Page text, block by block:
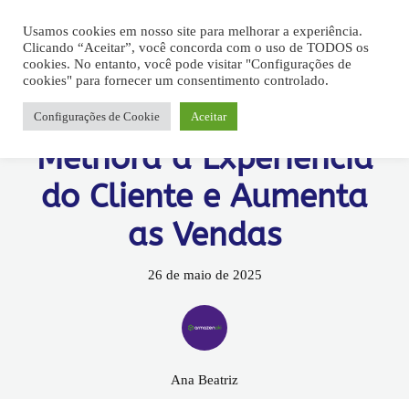
Armazenamento Entrega Fullfilment Logística
Como o Pós-Venda
Melhora a Experiência
do Cliente e Aumenta
as Vendas
26 de maio de 2025
Ana Beatriz
Usamos cookies em nosso site para melhorar a experiência.
Clicando “Aceitar”, você concorda com o uso de TODOS os
cookies. No entanto, você pode visitar "Configurações de
cookies" para fornecer um consentimento controlado.
Configurações de Cookie Aceitar